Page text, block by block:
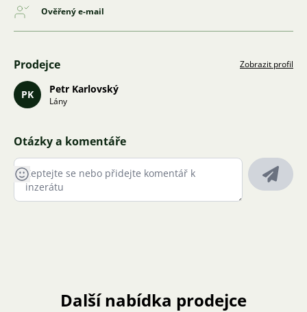
Ověřený e-mail
Prodejce Zobrazit profil
PK Petr Karlovský
Lány
Otázky a komentáře
Další nabídka prodejce